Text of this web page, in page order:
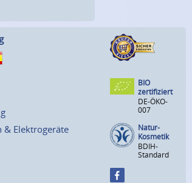
& Elektrogeräte
BIO
zertifiziert
DE-ÖKO-
007
Natur-
Kosmetik
BDIH-
Standard